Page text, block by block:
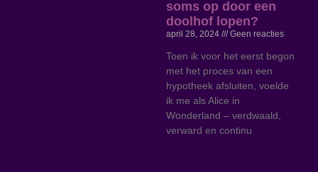
soms op door een
doolhof lopen?
april 28, 2024 Geen reacties
Toen ik voor het eerst begon
met het proces van een
hypotheek afsluiten, voelde
ik me als Alice in
Wonderland – verdwaald,
verward en continu